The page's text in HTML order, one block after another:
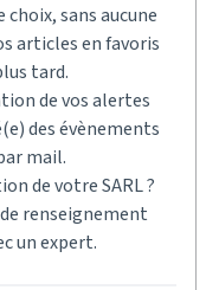
sans aucune
articles en favoris
tard.
de vos alertes
des évènements
mail.
de votre SARL ?
renseignement
un expert.